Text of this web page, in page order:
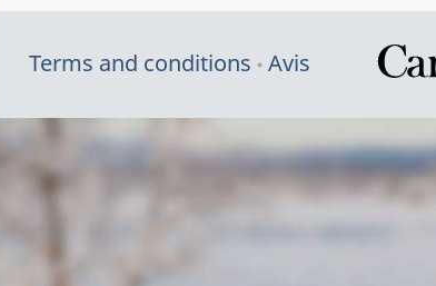
Terms and conditions Avis